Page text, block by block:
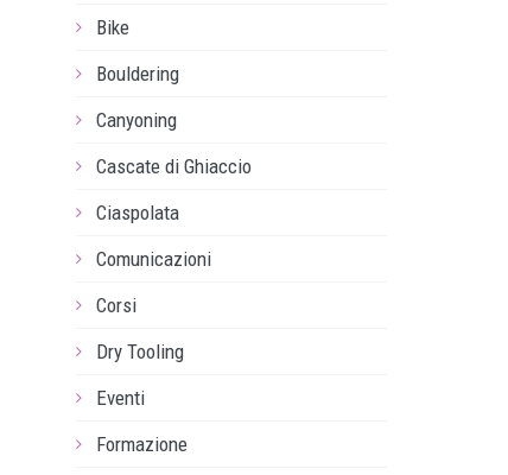
Bike
Bouldering
Canyoning
Cascate di Ghiaccio
Ciaspolata
Comunicazioni
Corsi
Dry Tooling
Eventi
Formazione